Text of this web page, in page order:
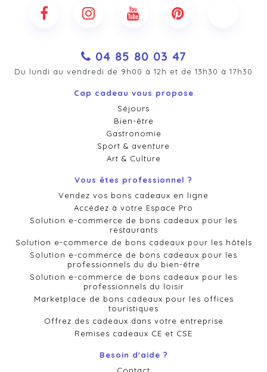
04 85 80 03 47
Du lundi au vendredi de 9h00 à 12h et de 13h30 à 17h30
Cap cadeau vous propose
Séjours
Bien-être
Gastronomie
Sport & aventure
Art & Culture
Vous êtes professionnel ?
Vendez vos bons cadeaux en ligne
Accédez à votre Espace Pro
Solution e-commerce de bons cadeaux pour les
restaurants
Solution e-commerce de bons cadeaux pour les hôtels
Solution e-commerce de bons cadeaux pour les
professionnels du du bien-être
Solution e-commerce de bons cadeaux pour les
professionnels du loisir
Marketplace de bons cadeaux pour les offices
touristiques
Offrez des cadeaux dans votre entreprise
Remises cadeaux CE et CSE
Besoin d'aide ?